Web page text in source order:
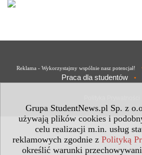
Grupa StudentNews.pl Sp. z
używają plików cookies i
celu realizacji m.in. usług
reklamowych zgodnie z Polityką
określić warunki
Reklama - Wykorzystajmy wspólnie nasz potencjał!
Praca dla studentów •